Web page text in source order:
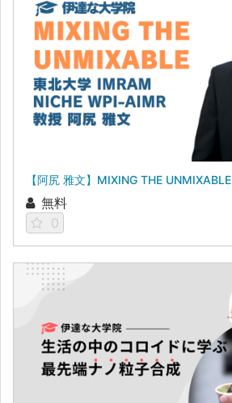
【阿尻 雅文】MIXING THE UNMIXABLE
無料
0